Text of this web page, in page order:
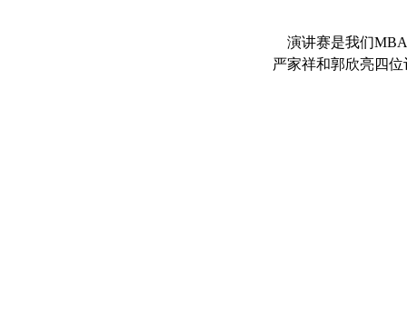
演讲赛是我们MBA
严家祥和郭欣亮四